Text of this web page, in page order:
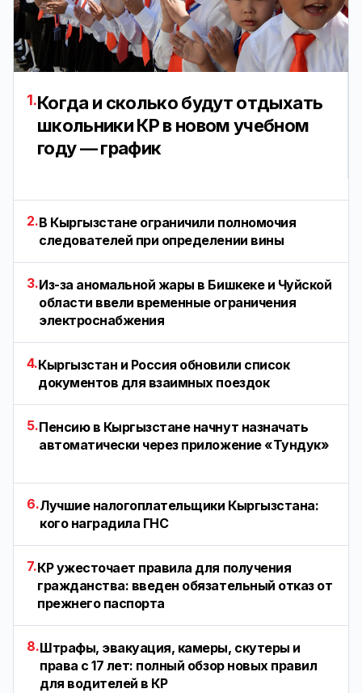
1.Когда и сколько будут отдыхать
школьники КР в новом учебном
году — график
2.В Кыргызстане ограничили полномочия
следователей при определении вины
3.Из-за аномальной жары в Бишкеке и Чуйской
области ввели временные ограничения
электроснабжения
4.Кыргызстан и Россия обновили список
документов для взаимных поездок
5.Пенсию в Кыргызстане начнут назначать
автоматически через приложение «Тундук»
6.Лучшие налогоплательщики Кыргызстана:
кого наградила ГНС
7.КР ужесточает правила для получения
гражданства: введен обязательный отказ от
прежнего паспорта
8.Штрафы, эвакуация, камеры, скутеры и
права с 17 лет: полный обзор новых правил
для водителей в КР